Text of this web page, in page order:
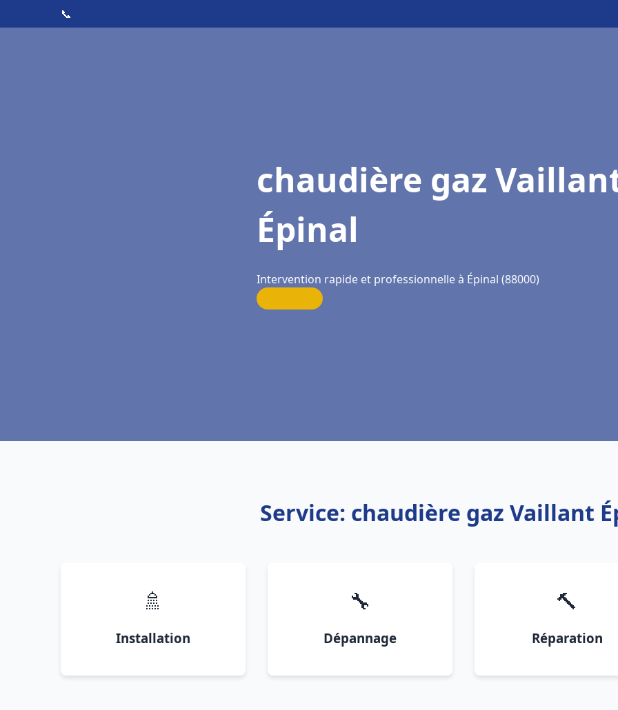
📞
chaudière gaz
Épinal
Intervention rapide et professionnelle à Épinal (88000)
Service: chaudière gaz Vaillant
🚿
Installation
🔧
Dépannage
🔨
Réparation